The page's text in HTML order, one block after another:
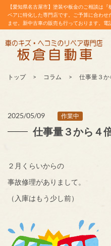
【愛知県名古屋市】塗装や板金のご相談は
ペアに特化した専門店です。ご予算に合わ
ませ。新中古車の販売も行っております。
トップ コラム 仕事量３か
2025/05/09 作業中
仕事量３から４
２月くらいからの
事故修理がありまして。
（入庫はもう少し前）